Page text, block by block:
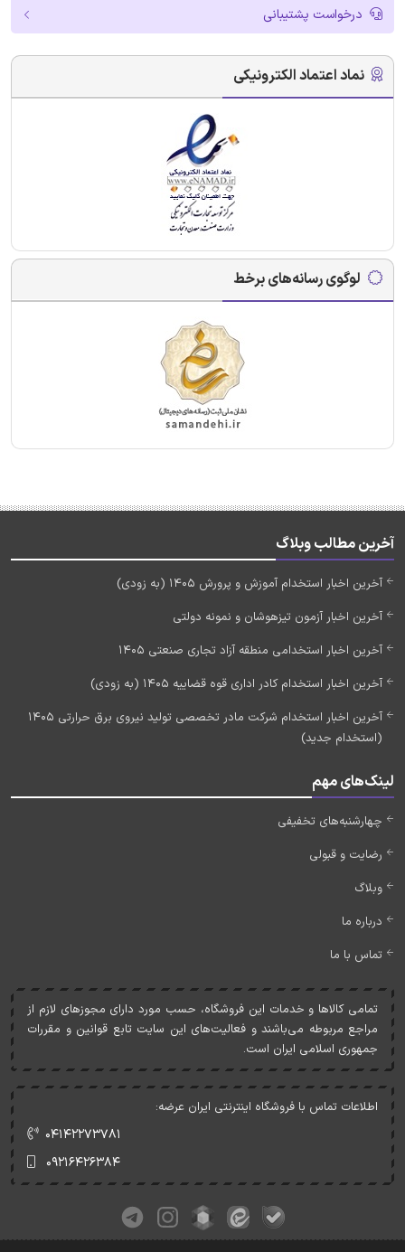
درخواست پشتیبانی
نماد اعتماد الکترونیکی
لوگوی رسانه‌های برخط
آخرین مطالب وبلاگ
آخرین اخبار استخدام آموزش و پرورش 1405 (به زودی)
آخرین اخبار آزمون تیزهوشان و نمونه دولتی
آخرین اخبار استخدامی منطقه آزاد تجاری صنعتی 1405
آخرین اخبار استخدام کادر اداری قوه قضاییه 1405 (به زودی)
آخرین اخبار استخدام شرکت مادر تخصصی تولید نیروی برق حرارتی 1405
(استخدام جدید)
لینک‌های مهم
چهارشنبه‌های تخفیفی
رضایت و قبولی
وبلاگ
درباره ما
تماس با ما
تمامی کالاها و خدمات اين فروشگاه، حسب مورد دارای مجوزهای لازم از
مراجع مربوطه می‌باشند و فعاليت‌های اين سايت تابع قوانين و مقررات
جمهوری اسلامی ايران است.
اطلاعات تماس با فروشگاه اینترنتی ایران عرضه:
۰۴۱۴۲۲۷۳۷۸۱
۰۹۲۱۶۴۲۶۳۸۴